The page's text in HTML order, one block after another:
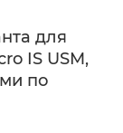
для
IS USM,
по